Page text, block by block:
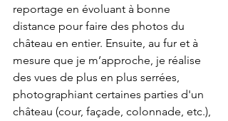
reportage en évoluant à bonne
distance pour faire des photos du
château en entier. Ensuite, au fur et à
mesure que je m’approche, je réalise
des vues de plus en plus serrées,
photographiant certaines parties d'un
château (cour, façade, colonnade, etc.),